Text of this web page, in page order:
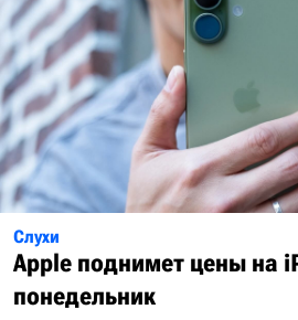
Слухи
Apple поднимет цены на
понедельник